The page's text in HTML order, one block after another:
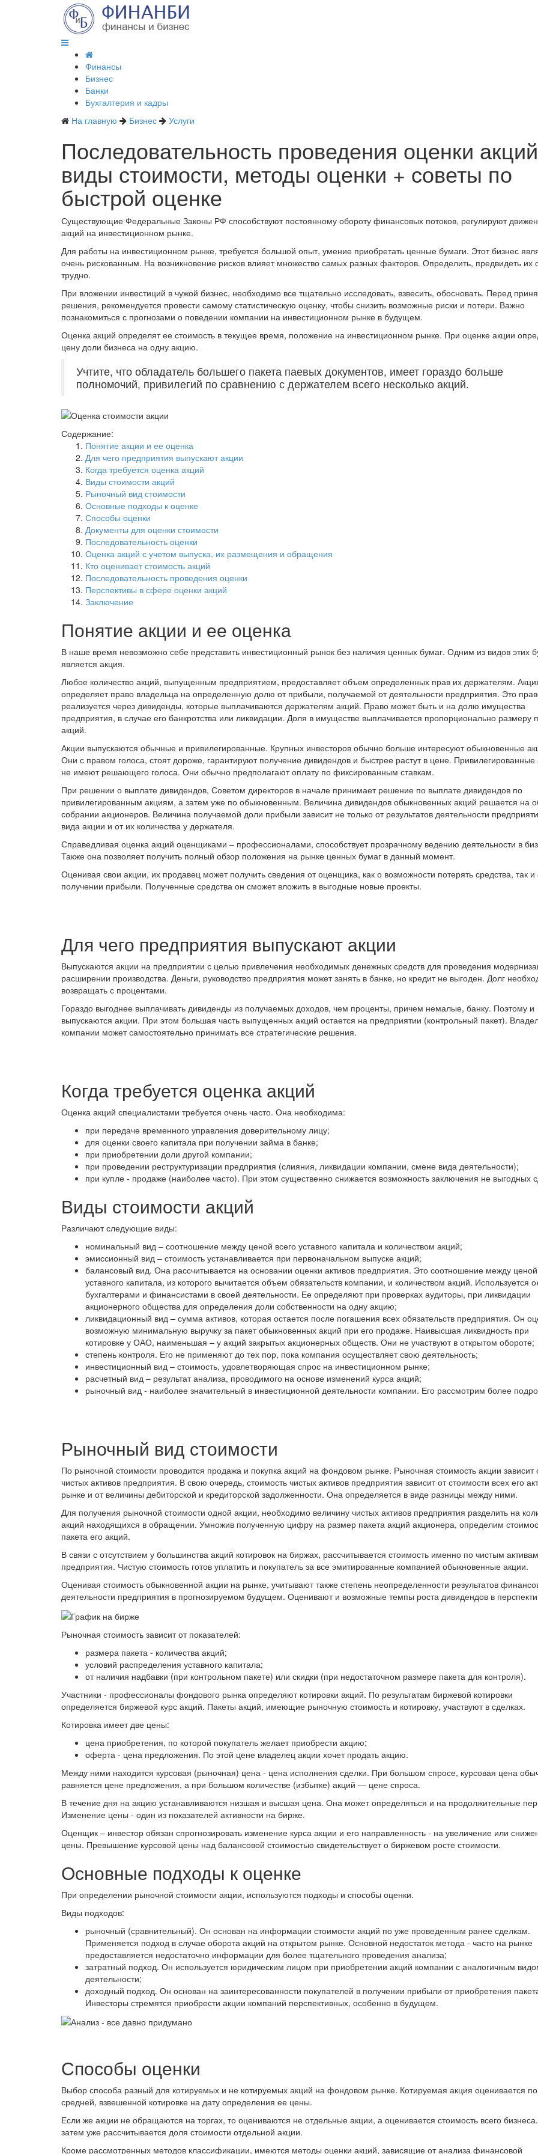
Финансы
Бизнес
Банки
Бухгалтерия и кадры
На главную
Бизнес Услуги
Последовательность проведения оценки
виды стоимости, методы оценки + советы по
быстрой оценке
Существующие Федеральные Законы РФ способствуют постоянному обороту финансовых потоков, регулируют
акций на инвестиционном рынке.
Для работы на инвестиционном рынке, требуется большой опыт, умение приобретать ценные бумаги. Этот бизнес
очень рискованным. На возникновение рисков влияет множество самых разных факторов. Определить, предвидеть их
трудно.
При вложении инвестиций в чужой бизнес, необходимо все тщательно исследовать, взвесить, обосновать. Перед
решения, рекомендуется провести самому статистическую оценку, чтобы снизить возможные риски и потери. Важно
познакомиться с прогнозами о поведении компании на инвестиционном рынке в будущем.
Оценка акций определят ее стоимость в текущее время, положение на инвестиционном рынке. При оценке акции
цену доли бизнеса на одну акцию.
Учтите, что обладатель большего пакета паевых документов, имеет гораздо больше
полномочий, привилегий по сравнению с держателем всего несколько акций.
Содержание:
Понятие акции и ее оценка
Для чего предприятия выпускают акции
Когда требуется оценка акций
Виды стоимости акций
Рыночный вид стоимости
Основные подходы к оценке
Способы оценки
Документы для оценки стоимости
Последовательность оценки
Оценка акций с учетом выпуска, их размещения и обращения
Кто оценивает стоимость акций
Последовательность проведения оценки
Перспективы в сфере оценки акций
Заключение
Понятие акции и ее оценка
В наше время невозможно себе представить инвестиционный рынок без наличия ценных бумаг. Одним из видов этих
является акция.
Любое количество акций, выпущенным предприятием, предоставляет объем определенных прав их держателям.
определяет право владельца на определенную долю от прибыли, получаемой от деятельности предприятия. Это
реализуется через дивиденды, которые выплачиваются держателям акций. Право может быть и на долю имущества
предприятия, в случае его банкротства или ликвидации. Доля в имуществе выплачивается пропорционально размеру
акций.
Акции выпускаются обычные и привилегированные. Крупных инвесторов обычно больше интересуют обыкновенные
Они с правом голоса, стоят дороже, гарантируют получение дивидендов и быстрее растут в цене. Привилегированные
не имеют решающего голоса. Они обычно предполагают оплату по фиксированным ставкам.
При решении о выплате дивидендов, Советом директоров в начале принимает решение по выплате дивидендов по
привилегированным акциям, а затем уже по обыкновенным. Величина дивидендов обыкновенных акций решается на
собрании акционеров. Величина получаемой доли прибыли зависит не только от результатов деятельности
вида акции и от их количества у держателя.
Справедливая оценка акций оценщиками – профессионалами, способствует прозрачному ведению деятельности в
Также она позволяет получить полный обзор положения на рынке ценных бумаг в данный момент.
Оценивая свои акции, их продавец может получить сведения от оценщика, как о возможности потерять средства, так и
получении прибыли. Полученные средства он сможет вложить в выгодные новые проекты.
Для чего предприятия выпускают акции
Выпускаются акции на предприятии с целью привлечения необходимых денежных средств для проведения
расширении производства. Деньги, руководство предприятия может занять в банке, но кредит не выгоден. Долг
возвращать с процентами.
Гораздо выгоднее выплачивать дивиденды из получаемых доходов, чем проценты, причем немалые, банку. Поэтому и
выпускаются акции. При этом большая часть выпущенных акций остается на предприятии (контрольный пакет).
компании может самостоятельно принимать все стратегические решения.
Когда требуется оценка акций
Оценка акций специалистами требуется очень часто. Она необходима:
при передаче временного управления доверительному лицу;
для оценки своего капитала при получении займа в банке;
при приобретении доли другой компании;
при проведении реструктуризации предприятия (слияния, ликвидации компании, смене вида деятельности);
при купле - продаже (наиболее часто). При этом существенно снижается возможность заключения не выгодных
Виды стоимости акций
Различают следующие виды:
номинальный вид – соотношение между ценой всего уставного капитала и количеством акций;
эмиссионный вид – стоимость устанавливается при первоначальном выпуске акций;
балансовый вид. Она рассчитывается на основании оценки активов предприятия. Это соотношение между ценой
уставного капитала, из которого вычитается объем обязательств компании, и количеством акций. Используется
бухгалтерами и финансистами в своей деятельности. Ее определяют при проверках аудиторы, при ликвидации
акционерного общества для определения доли собственности на одну акцию;
ликвидационный вид – сумма активов, которая остается после погашения всех обязательств предприятия. Он
возможную минимальную выручку за пакет обыкновенных акций при его продаже. Наивысшая ликвидность при
котировке у ОАО, наименьшая – у акций закрытых акционерных обществ. Они не участвуют в открытом обороте;
степень контроля. Его не применяют до тех пор, пока компания осуществляет свою деятельность;
инвестиционный вид – стоимость, удовлетворяющая спрос на инвестиционном рынке;
расчетный вид – результат анализа, проводимого на основе изменений курса акций;
рыночный вид - наиболее значительный в инвестиционной деятельности компании. Его рассмотрим более
Рыночный вид стоимости
По рыночной стоимости проводится продажа и покупка акций на фондовом рынке. Рыночная стоимость акции зависит
чистых активов предприятия. В свою очередь, стоимость чистых активов предприятия зависит от стоимости всех его
рынке и от величины дебиторской и кредиторской задолженности. Она определяется в виде разницы между ними.
Для получения рыночной стоимости одной акции, необходимо величину чистых активов предприятия разделить на
акций находящихся в обращении. Умножив полученную цифру на размер пакета акций акционера, определим
пакета его акций.
В связи с отсутствием у большинства акций котировок на биржах, рассчитывается стоимость именно по чистым активам
предприятия. Чистую стоимость готов уплатить и покупатель за все эмитированные компанией обыкновенные акции.
Оценивая стоимость обыкновенной акции на рынке, учитывают также степень неопределенности результатов
деятельности предприятия в прогнозируемом будущем. Оценивают и возможные темпы роста дивидендов в
Рыночная стоимость зависит от показателей:
размера пакета - количества акций;
условий распределения уставного капитала;
от наличия надбавки (при контрольном пакете) или скидки (при недостаточном размере пакета для контроля).
Участники - профессионалы фондового рынка определяют котировки акций. По результатам биржевой котировки
определяется биржевой курс акций. Пакеты акций, имеющие рыночную стоимость и котировку, участвуют в сделках.
Котировка имеет две цены:
цена приобретения, по которой покупатель желает приобрести акцию;
оферта - цена предложения. По этой цене владелец акции хочет продать акцию.
Между ними находится курсовая (рыночная) цена - цена исполнения сделки. При большом спросе, курсовая цена
равняется цене предложения, а при большом количестве (избытке) акций — цене спроса.
В течение дня на акцию устанавливаются низшая и высшая цена. Она может определяться и на продолжительные
Изменение цены - один из показателей активности на бирже.
Оценщик – инвестор обязан спрогнозировать изменение курса акции и его направленность - на увеличение или
цены. Превышение курсовой цены над балансовой стоимостью свидетельствует о биржевом росте стоимости.
Основные подходы к оценке
При определении рыночной стоимости акции, используются подходы и способы оценки.
Виды подходов:
рыночный (сравнительный). Он основан на информации стоимости акций по уже проведенным ранее сделкам.
Применяется подход в случае оборота акций на открытом рынке. Основной недостаток метода - часто на рынке
предоставляется недостаточно информации для более тщательного проведения анализа;
затратный подход. Он используется юридическим лицом при приобретении акций компании с аналогичным
деятельности;
доходный подход. Он основан на заинтересованности покупателей в получении прибыли от приобретения
Инвесторы стремятся приобрести акции компаний перспективных, особенно в будущем.
Способы оценки
Выбор способа разный для котируемых и не котируемых акций на фондовом рынке. Котируемая акция оценивается по
средней, взвешенной котировке на дату определения ее цены.
Если же акции не обращаются на торгах, то оцениваются не отдельные акции, а оценивается стоимость всего
затем уже рассчитывается доля стоимости отдельной акции.
Кроме рассмотренных методов классификации, имеются методы оценки акций, зависящие от анализа финансовой